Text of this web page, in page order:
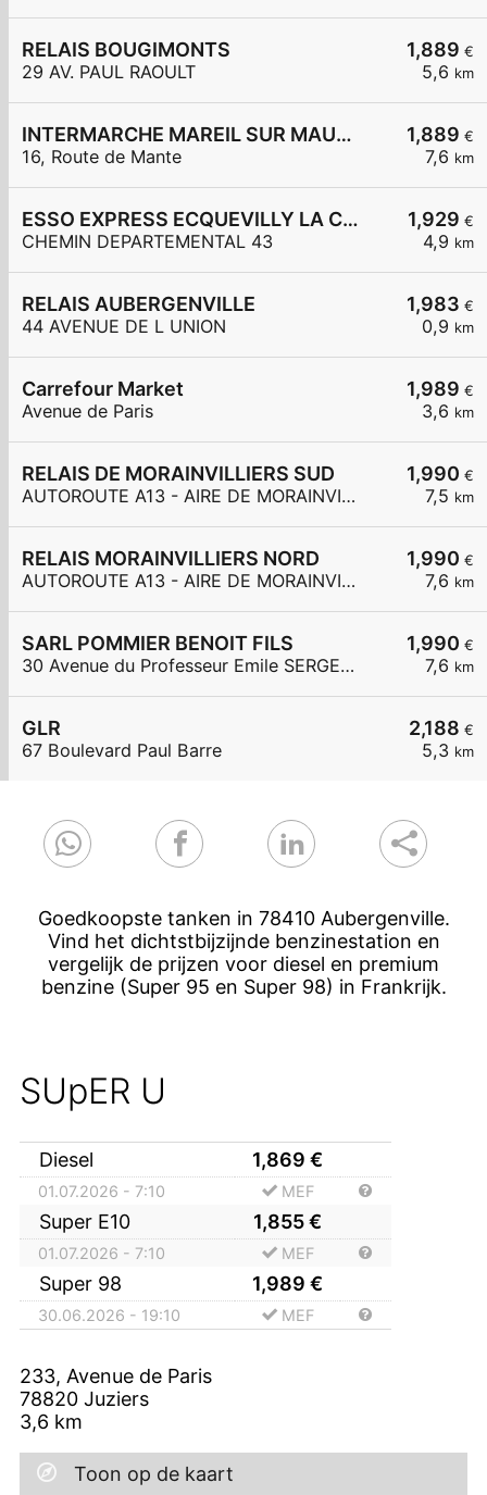
1,889 €
5,6 km
RELAIS BOUGIMONTS
29 AV. PAUL RAOULT
1,889 €
7,6 km
INTERMARCHE MAREIL SUR MAULDRE
16, Route de Mante
1,929 €
4,9 km
ESSO EXPRESS ECQUEVILLY LA CHAMOISERIE
CHEMIN DEPARTEMENTAL 43
1,983 €
0,9 km
RELAIS AUBERGENVILLE
44 AVENUE DE L UNION
1,989 €
3,6 km
Carrefour Market
Avenue de Paris
1,990 €
7,5 km
RELAIS DE MORAINVILLIERS SUD
AUTOROUTE A13 - AIRE DE MORAINVILLIERS SUD
1,990 €
7,6 km
RELAIS MORAINVILLIERS NORD
AUTOROUTE A13 - AIRE DE MORAINVILLIERS NORD
1,990 €
7,6 km
SARL POMMIER BENOIT FILS
30 Avenue du Professeur Emile SERGENT
2,188 €
5,3 km
GLR
67 Boulevard Paul Barre
Goedkoopste tanken in 78410 Aubergenville.
Vind het dichtstbijzijnde benzinestation en
vergelijk de prijzen voor diesel en premium
benzine (Super 95 en Super 98) in Frankrijk.
SUpER U
Diesel 1,869 €
01.07.2026 - 7:10 MEF
Super E10 1,855€
01.07.2026 - 7:10 MEF
Super 98 1,989 €
30.06.2026 - 19:10 MEF
233, Avenue de Paris
78820 Juziers
3,6 km
Toon op de kaart